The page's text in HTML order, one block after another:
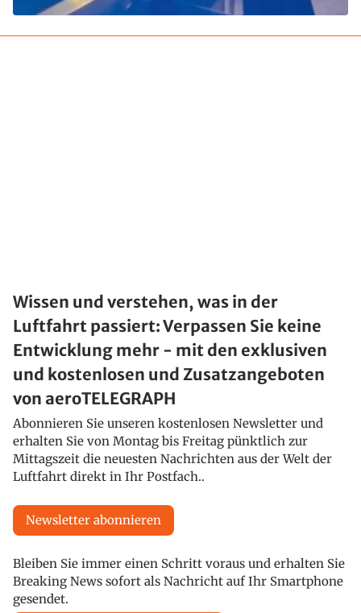
Wissen und verstehen, was in der
Luftfahrt passiert: Verpassen Sie keine
Entwicklung mehr - mit den exklusiven
und kostenlosen und Zusatzangeboten
von aeroTELEGRAPH
Abonnieren Sie unseren kostenlosen Newsletter und
erhalten Sie von Montag bis Freitag pünktlich zur
Mittagszeit die neuesten Nachrichten aus der Welt der
Luftfahrt direkt in Ihr Postfach..
Newsletter abonnieren
Bleiben Sie immer einen Schritt voraus und erhalten Sie
Breaking News sofort als Nachricht auf Ihr Smartphone
gesendet.